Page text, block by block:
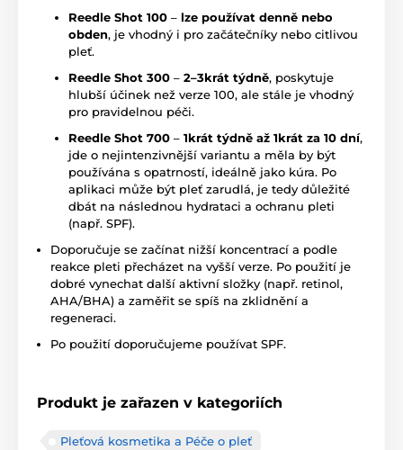
Reedle Shot 100 – lze používat denně nebo
obden, je vhodný i pro začátečníky nebo citlivou
pleť.
Reedle Shot 300 – 2–3krát týdně, poskytuje
hlubší účinek než verze 100, ale stále je vhodný
pro pravidelnou péči.
Reedle Shot 700 – 1krát týdně až 1krát za 10 dní,
jde o nejintenzivnější variantu a měla by být
používána s opatrností, ideálně jako kúra. Po
aplikaci může být pleť zarudlá, je tedy důležité
dbát na následnou hydrataci a ochranu pleti
(např. SPF).
Doporučuje se začínat nižší koncentrací a podle
reakce pleti přecházet na vyšší verze. Po použití je
dobré vynechat další aktivní složky (např. retinol,
AHA/BHA) a zaměřit se spíš na zklidnění a
regeneraci.
Po použití doporučujeme používat SPF.
Produkt je zařazen v kategoriích
Pleťová kosmetika a Péče o pleť